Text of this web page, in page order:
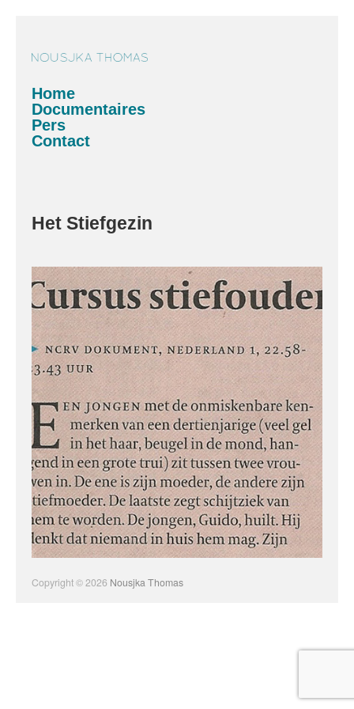
Home
Documentaires
Pers
Contact
Het Stiefgezin
Copyright © 2026 Nousjka Thomas